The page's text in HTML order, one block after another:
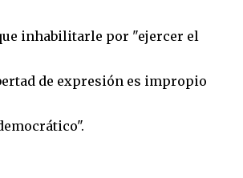
inhabilitarle por "ejercer el
de expresión es impropio